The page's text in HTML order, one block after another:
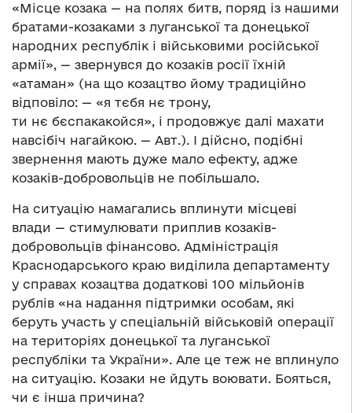
«Місце козака — на полях битв, поряд із нашими
братами-козаками з луганської та донецької
народних республік і військовими російської
армії», — звернувся до козаків росії їхній
«атаман» (на що козацтво йому традиційно
відповіло: — «я тєбя нє трону,
ти нє бєспакакойся», і продовжує далі махати
навсібіч нагайкою. — Авт.). І дійсно, подібні
звернення мають дуже мало ефекту, адже
козаків-добровольців не побільшало.
На ситуацію намагались вплинути місцеві
влади — стимулювати приплив козаків-
добровольців фінансово. Адміністрація
Краснодарського краю виділила департаменту
у справах козацтва додаткові 100 мільйонів
рублів «на надання підтримки особам, які
беруть участь у спеціальній військовій операції
на територіях донецької та луганської
республіки та України». Але це теж не вплинуло
на ситуацію. Козаки не йдуть воювати. Бояться,
чи є інша причина?